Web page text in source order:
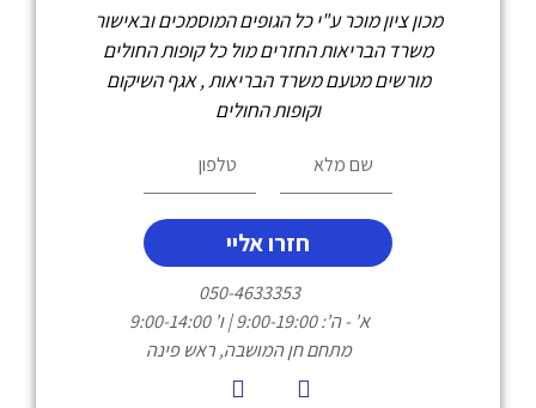
מכון ציון מוכר ע"י כל הגופים המוסמכים ובאישור
משרד הבריאות החזרים מול כל קופות החולים
מורשים מטעם משרד הבריאות , אגף השיקום
וקופות החולים
חזרו אליי
050-4633353
א' - ה': 9:00-19:00 | ו' 9:00-14:00
מתחם חן המושבה, ראש פינה